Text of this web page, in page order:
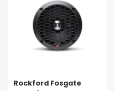
Rockford Fosgate